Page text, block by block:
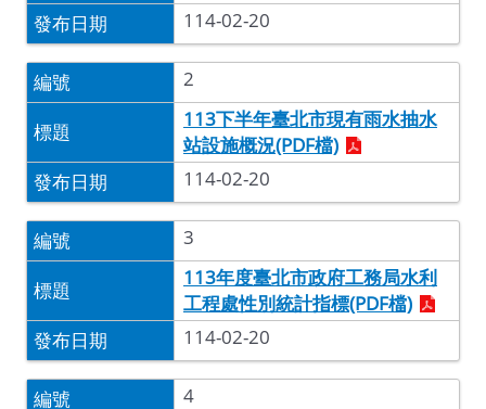
114-02-20
2
113下半年臺北市現有雨水抽水
站設施概況(PDF檔)
114-02-20
3
113年度臺北市政府工務局水利
工程處性別統計指標(PDF檔)
114-02-20
4